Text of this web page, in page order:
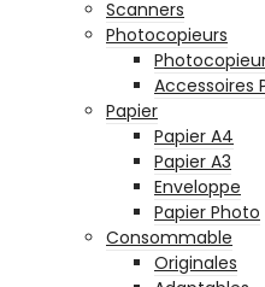
Scanners
Photocopieurs
Accessoires
Papier
Papier A4
Papier A3
Enveloppe
Papier Photo
Consommable
Originales